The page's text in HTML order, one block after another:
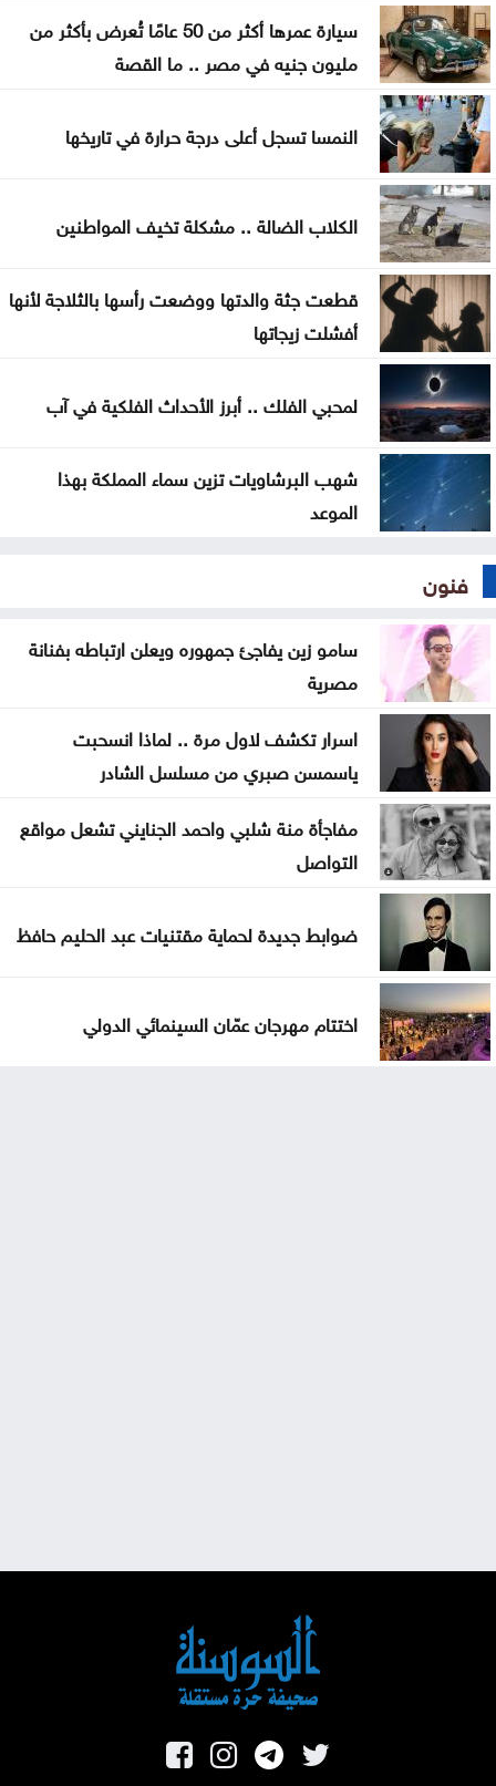
البرلمان العربي يدين تفجيرًا إرهابيًا استهدف حافلة ركاب
بريف دمشق
واشنطن تضغط على إسرائيل لإقرار هدنة في غزة
سيارة عمرها أكثر من 50 عامًا تُعرض بأكثر من
مليون جنيه في مصر .. ما القصة
النمسا تسجل أعلى درجة حرارة في تاريخها
الكلاب الضالة .. مشكلة تخيف المواطنين
قطعت جثة والدتها ووضعت رأسها بالثلاجة لأنها
أفشلت زيجاتها
لمحبي الفلك .. أبرز الأحداث الفلكية في آب
شهب البرشاويات تزين سماء المملكة بهذا
الموعد
فنون
سامو زين يفاجئ جمهوره ويعلن ارتباطه بفنانة
مصرية
اسرار تكشف لاول مرة .. لماذا انسحبت
ياسمسن صبري من مسلسل الشادر
مفاجأة منة شلبي واحمد الجنايني تشعل مواقع
التواصل
ضوابط جديدة لحماية مقتنيات عبد الحليم حافظ
اختتام مهرجان عمّان السينمائي الدولي